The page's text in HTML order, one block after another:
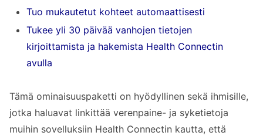
Suositellaan kaikille, jotka etsivät Health
Connectia tukevaa verenpainesovellusta
Tuo mukautetut kohteet automaattisesti
Tukee yli 30 päivää vanhojen tietojen
kirjoittamista ja hakemista Health Connectin
avulla
Tämä ominaisuuspaketti on hyödyllinen sekä ihmisille,
jotka haluavat linkittää verenpaine- ja syketietoja
muihin sovelluksiin Health Connectin kautta, että